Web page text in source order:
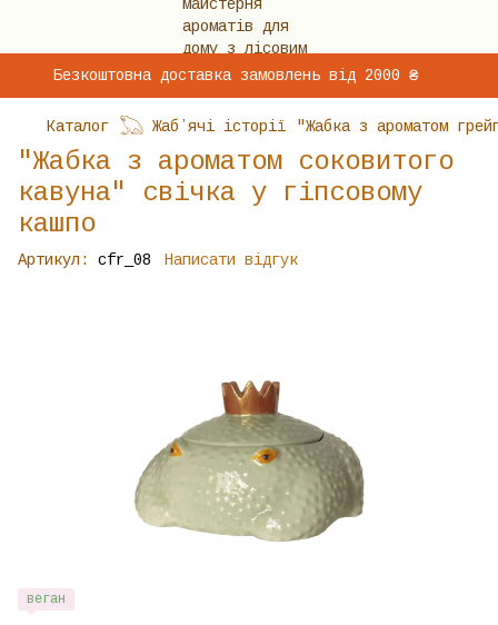
Безкоштовна доставка замовлень від 2000 ₴
Каталог 𓆏 Жабʼячі історії "Жабка з ароматом
"Жабка з ароматом соковитого
кавуна" свічка у гіпсовому
кашпо
Артикул: cfr_08 Написати відгук
веган